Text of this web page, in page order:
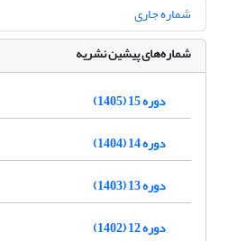
شماره جاری
شماره‌های پیشین نشریه
دوره 15 (1405)
دوره 14 (1404)
دوره 13 (1403)
دوره 12 (1402)